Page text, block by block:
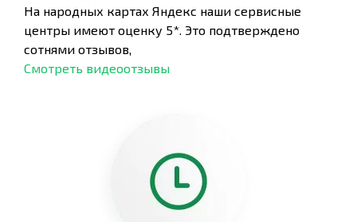
На народных картах Яндекс наши сервисные
центры имеют оценку 5*. Это подтверждено
сотнями отзывов,
Смотреть видеоотзывы